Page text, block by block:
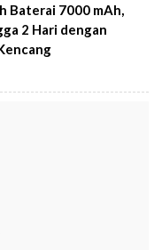
Baterai 7000 mAh,
2 Hari dengan